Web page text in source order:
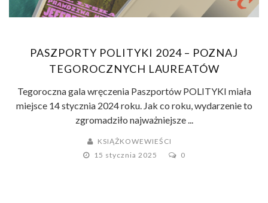
PASZPORTY POLITYKI 2024 – POZNAJ
TEGOROCZNYCH LAUREATÓW
Tegoroczna gala wręczenia Paszportów POLITYKI miała
miejsce 14 stycznia 2024 roku. Jak co roku, wydarzenie to
zgromadziło najważniejsze ...
KSIĄŻKOWEWIEŚCI
15 stycznia 2025
0